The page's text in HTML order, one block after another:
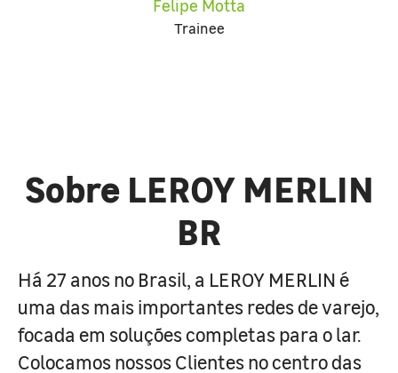
Felipe Motta
Trainee
Sobre LEROY MERLIN
BR
Há 27 anos no Brasil, a LEROY MERLIN é
uma das mais importantes redes de varejo,
focada em soluções completas para o lar.
Colocamos nossos Clientes no centro das